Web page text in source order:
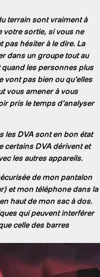
terrain sont vraiment à
votre sortie, si vous ne
pas hésiter à le dire. La
dans un groupe tout au
les personnes plus
vont pas bien ou qu’elles
vous amener à vous
pris le temps d’analyser
les DVA sont en bon état
certains DVA dérivent et
les autres appareils.
de mon pantalon
et mon téléphone dans la
haut de mon sac à dos.
qui peuvent interférer
celle des barres